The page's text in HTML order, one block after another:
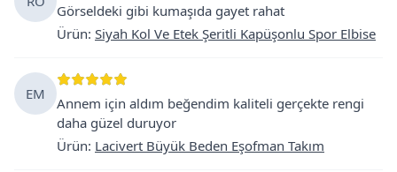
Görseldeki gibi kumaşıda gayet rahat
Ürün: Siyah Kol Ve Etek Şeritli Kapüşonlu Spor Elbise
EM
Annem için aldım beğendim kaliteli gerçekte rengi
daha güzel duruyor
Ürün: Lacivert Büyük Beden Eşofman Takım